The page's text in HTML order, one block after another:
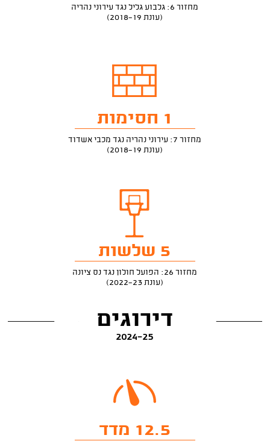
מחזור 6: גלבוע גליל נגד עירוני נהריה
(עונת 2018-19)
1 חסימות
מחזור 7: עירוני נהריה נגד מכבי אשדוד
(עונת 2018-19)
5 שלשות
מחזור 26: הפועל חולון נגד נס ציונה
(עונת 2022-23)
דירוגים
2024-25
12.5 מדד